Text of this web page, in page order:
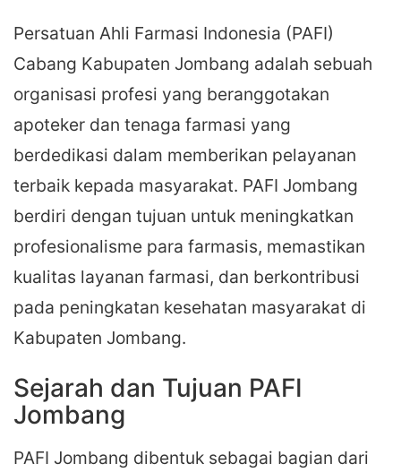
Persatuan Ahli Farmasi Indonesia (PAFI)
Cabang Kabupaten Jombang adalah sebuah
organisasi profesi yang beranggotakan
apoteker dan tenaga farmasi yang
berdedikasi dalam memberikan pelayanan
terbaik kepada masyarakat. PAFI Jombang
berdiri dengan tujuan untuk meningkatkan
profesionalisme para farmasis, memastikan
kualitas layanan farmasi, dan berkontribusi
pada peningkatan kesehatan masyarakat di
Kabupaten Jombang.
Sejarah dan Tujuan PAFI
Jombang
PAFI Jombang dibentuk sebagai bagian dari